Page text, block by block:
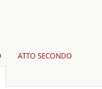
ATTO SECONDO